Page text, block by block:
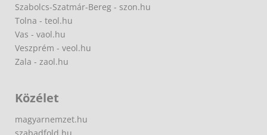
Szabolcs-Szatmár-Bereg - szon.hu
Tolna - teol.hu
Vas - vaol.hu
Veszprém - veol.hu
Zala - zaol.hu
Közélet
magyarnemzet.hu